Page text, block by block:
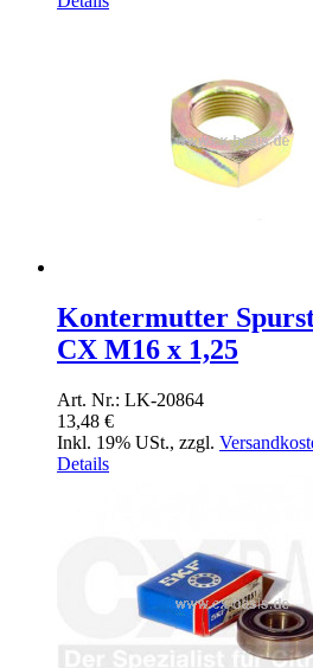
Kontermutter
CX M16 x 1,25
Art. Nr.: LK-20864
13,48 €
Inkl. 19% USt., zzgl.
Details